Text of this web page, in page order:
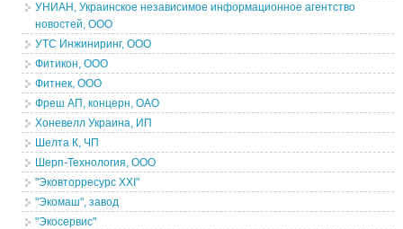
УНИАН, Украинское независимое информационное агентство
новостей, ООО
УТС Инжиниринг, ООО
Фитикон, ООО
Фитнек, ООО
Фреш АП, концерн, ОАО
Хоневелл Украина, ИП
Шелта К, ЧП
Шерп-Технология, ООО
"Эковторресурс XXI"
"Экомаш", завод
"Экосервис"